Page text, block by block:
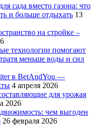
сада вместо газона: что
и больше отдыхать 13
на стройке –
технологии помогают
меньше воды и сил
в BetAndYou —
4 апреля 2026
для урожая
2026
чем выгоден
26 февраля 2026